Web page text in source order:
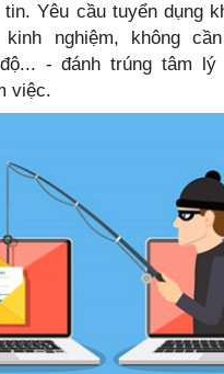
Yêu cầu tuyển dụng
nghiệm, không
- đánh trúng tâm lý
việc.